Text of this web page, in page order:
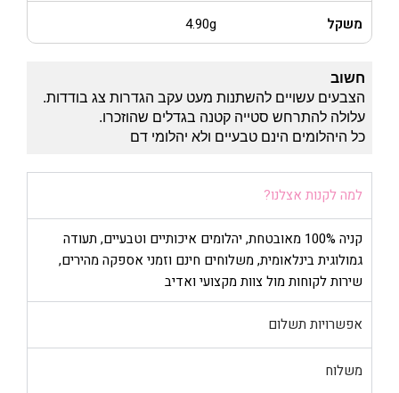
משקל 4.90g
חשוב
הצבעים עשויים להשתנות מעט עקב הגדרות צג בודדות.
עלולה להתרחש סטייה קטנה בגדלים שהוזכרו.
כל היהלומים הינם טבעיים ולא יהלומי דם
למה לקנות אצלנו?
קניה 100% מאובטחת, יהלומים איכותיים וטבעיים, תעודה
גמולוגית בינלאומית, משלוחים חינם וזמני אספקה מהירים,
שירות לקוחות מול צוות מקצועי ואדיב
אפשרויות תשלום
משלוח